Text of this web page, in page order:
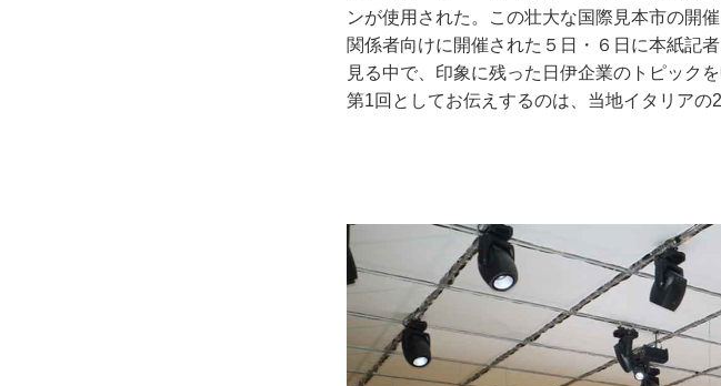
ンが使用された。この壮大な国際見本市の開
関係者向けに開催された５日・６日に本紙記
見る中で、印象に残った日伊企業のトピックを
第1回としてお伝えするのは、当地イタリアの